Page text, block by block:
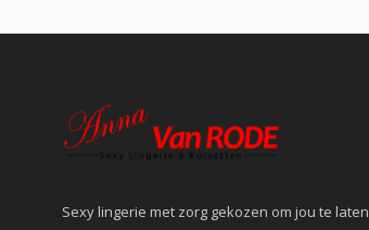
Sexy lingerie met zorg gekozen om jou te laten